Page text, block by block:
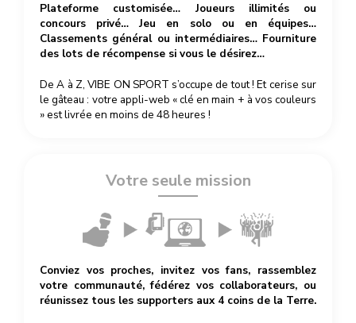
Plateforme customisée… Joueurs illimités ou
concours privé… Jeu en solo ou en équipes…
Classements général ou intermédiaires… Fourniture
des lots de récompense si vous le désirez…
De A à Z, VIBE ON SPORT s’occupe de tout ! Et cerise sur
le gâteau : votre appli-web « clé en main + à vos couleurs
» est livrée en moins de 48 heures !
Votre seule mission
Conviez vos proches, invitez vos fans, rassemblez
votre communauté, fédérez vos collaborateurs, ou
réunissez tous les supporters aux 4 coins de la Terre.